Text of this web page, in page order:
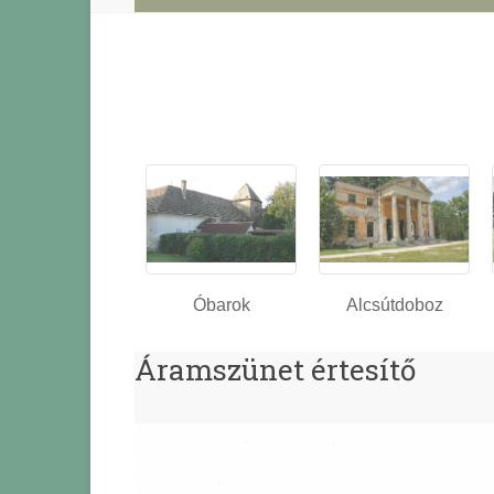
Óbarok Alcsútdoboz
Áramszünet értesítő